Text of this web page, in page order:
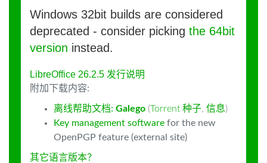
Windows 32bit builds are considered
deprecated - consider picking the 64bit
version instead.
LibreOffice 26.2.5 发行说明
附加下载内容:
离线帮助文档: Galego (Torrent 种子, 信息)
Key management software for the new
OpenPGP feature (external site)
其它语言版本？